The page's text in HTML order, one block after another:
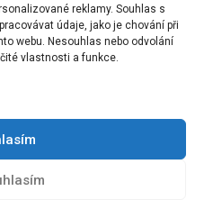
reklamy. Souhlas s
údaje, jako je chování při
webu. Nesouhlas nebo odvolání
vlastnosti a funkce.